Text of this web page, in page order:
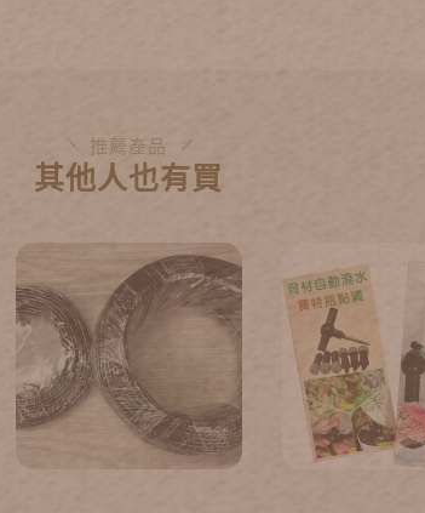
推薦產品
其他人也有買